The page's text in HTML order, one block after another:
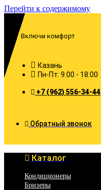
Перейти к содержимому
Включи комфорт
Казань
Пн-Пт: 9:00 - 18:00
+7 (962) 556-34-44
Обратный звонок
Каталог
Кондиционеры
Бризеры